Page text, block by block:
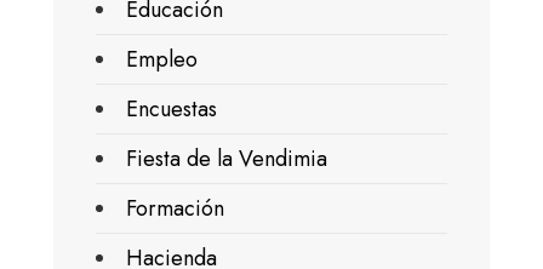
Educación
Empleo
Encuestas
Fiesta de la Vendimia
Formación
Hacienda